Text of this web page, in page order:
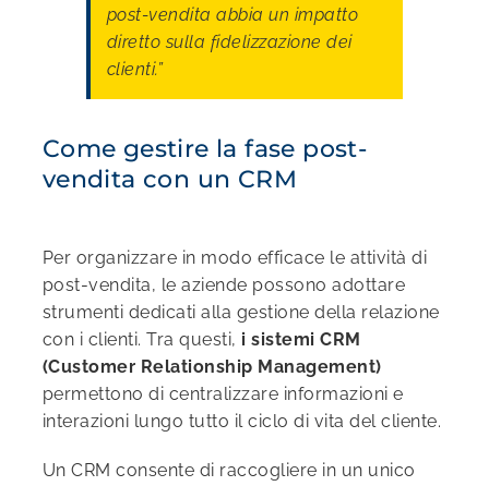
post-vendita abbia un impatto
diretto sulla fidelizzazione dei
clienti.”
Come gestire la fase post-
vendita con un CRM
Per organizzare in modo efficace le attività di
post-vendita, le aziende possono adottare
strumenti dedicati alla gestione della relazione
con i clienti. Tra questi, i sistemi CRM
(Customer Relationship Management)
permettono di centralizzare informazioni e
interazioni lungo tutto il ciclo di vita del cliente.
Un CRM consente di raccogliere in un unico